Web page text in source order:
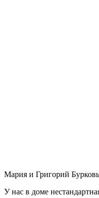
Мария и Григорий
У нас в доме